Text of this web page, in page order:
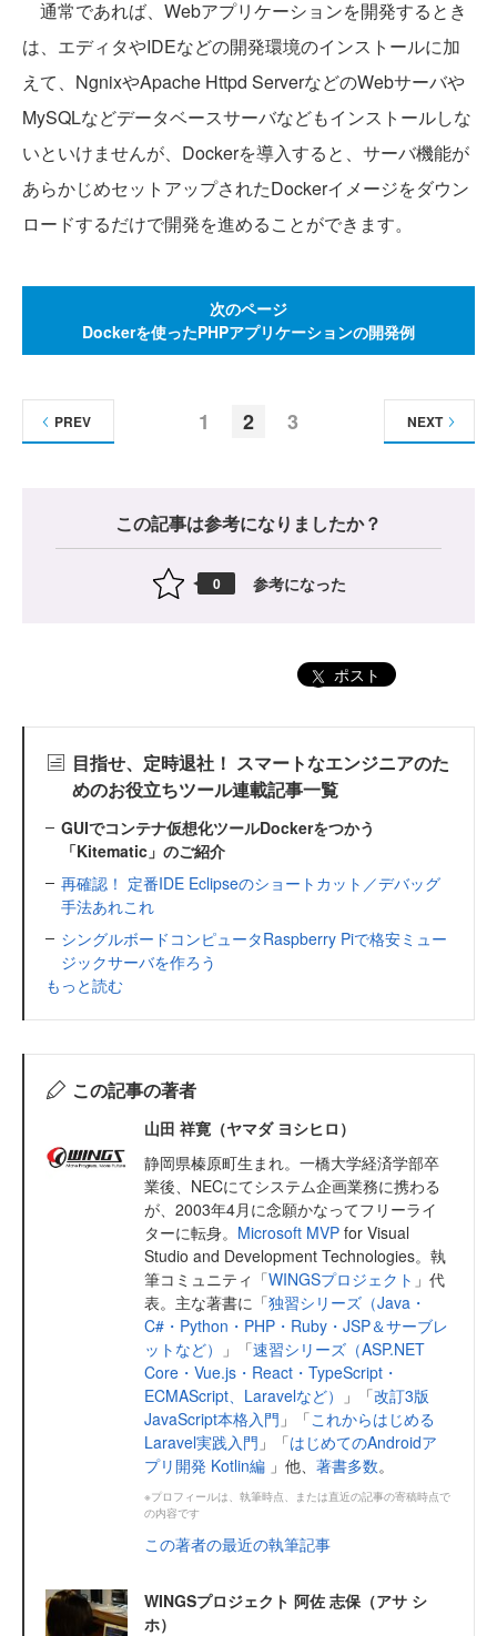
通常であれば、Webアプリケーションを開発するとき
は、エディタやIDEなどの開発環境のインストールに加
えて、NgnixやApache Httpd ServerなどのWebサーバや
MySQLなどデータベースサーバなどもインストールしな
いといけませんが、Dockerを導入すると、サーバ機能が
あらかじめセットアップされたDockerイメージをダウン
ロードするだけで開発を進めることができます。
次のページ
Dockerを使ったPHPアプリケーションの開発例
1 2 3
PREV NEXT
この記事は参考になりましたか？
0 参考になった
ポスト
目指せ、定時退社！ スマートなエンジニアのた
めのお役立ちツール連載記事一覧
GUIでコンテナ仮想化ツールDockerをつかう
「Kitematic」のご紹介
再確認！ 定番IDE Eclipseのショートカット／デバッグ
手法あれこれ
シングルボードコンピュータRaspberry Piで格安ミュー
ジックサーバを作ろう
もっと読む
この記事の著者
山田 祥寛（ヤマダ ヨシヒロ）
静岡県榛原町生まれ。一橋大学経済学部卒
業後、NECにてシステム企画業務に携わる
が、2003年4月に念願かなってフリーライ
ターに転身。 Microsoft MVP for Visual
Studio and Development Technologies。執
筆コミュニティ「WINGSプロジェクト 」代
表。主な著書に「独習シリーズ（Java・
C#・Python・PHP・Ruby・JSP＆サーブレ
ットなど）
」「速習シリーズ（ASP.NET
Core・Vue.js・React・TypeScript・
ECMAScript、Laravelなど）
」「改訂3版
JavaScript本格入門 」「これからはじめる
Laravel実践入門 」「はじめてのAndroidア
プリ開発 Kotlin編 」他、 著書多数。
※プロフィールは、執筆時点、または直近の記事の寄稿時点で
の内容です
この著者の最近の執筆記事
WINGSプロジェクト 阿佐 志保（アサ シ
ホ）